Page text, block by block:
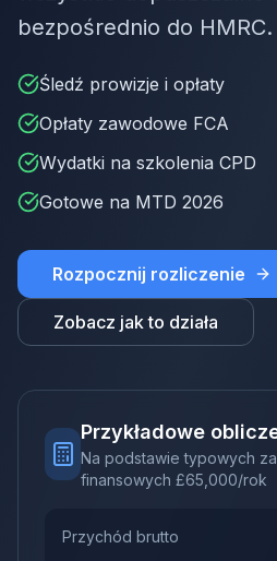
bezpośrednio do HMRC.
Śledź prowizje i opłaty
Opłaty zawodowe FCA
Wydatki na szkolenia CPD
Gotowe na MTD 2026
Rozpocznij rozliczenie
Zobacz jak to działa
Przykładowe
Na podstawie typowych
finansowych £65,000/rok
Przychód brutto